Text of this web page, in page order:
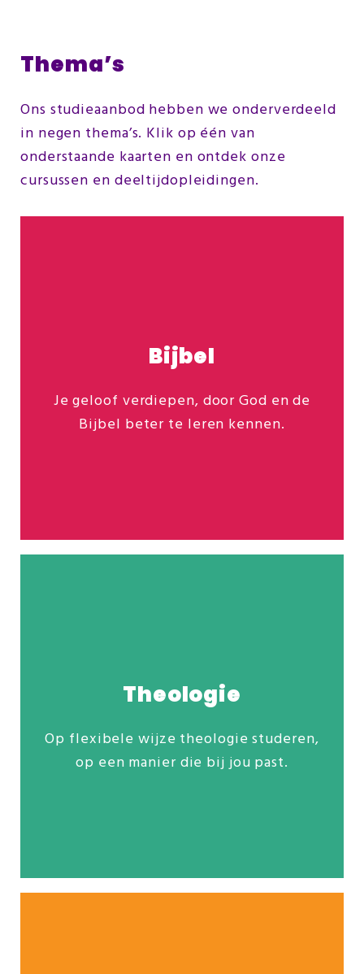
Thema’s
Ons studieaanbod hebben we onderverdeeld
in negen thema’s. Klik op één van
onderstaande kaarten en ontdek onze
cursussen en deeltijdopleidingen.
Bijbel
Je geloof verdiepen, door God en de
Bijbel beter te leren kennen.
Ontdek ons veelzijdige studieaanbod:
Theologie
Op flexibele wijze theologie studeren,
op een manier die bij jou past.
Ontdek ons veelzijdige studieaanbod: